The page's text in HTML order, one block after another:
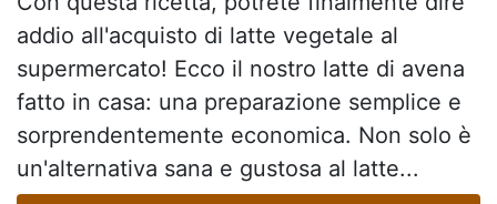
addio all'acquisto di latte vegetale al
supermercato! Ecco il nostro latte di avena
fatto in casa: una preparazione semplice e
sorprendentemente economica. Non solo è
un'alternativa sana e gustosa al latte...